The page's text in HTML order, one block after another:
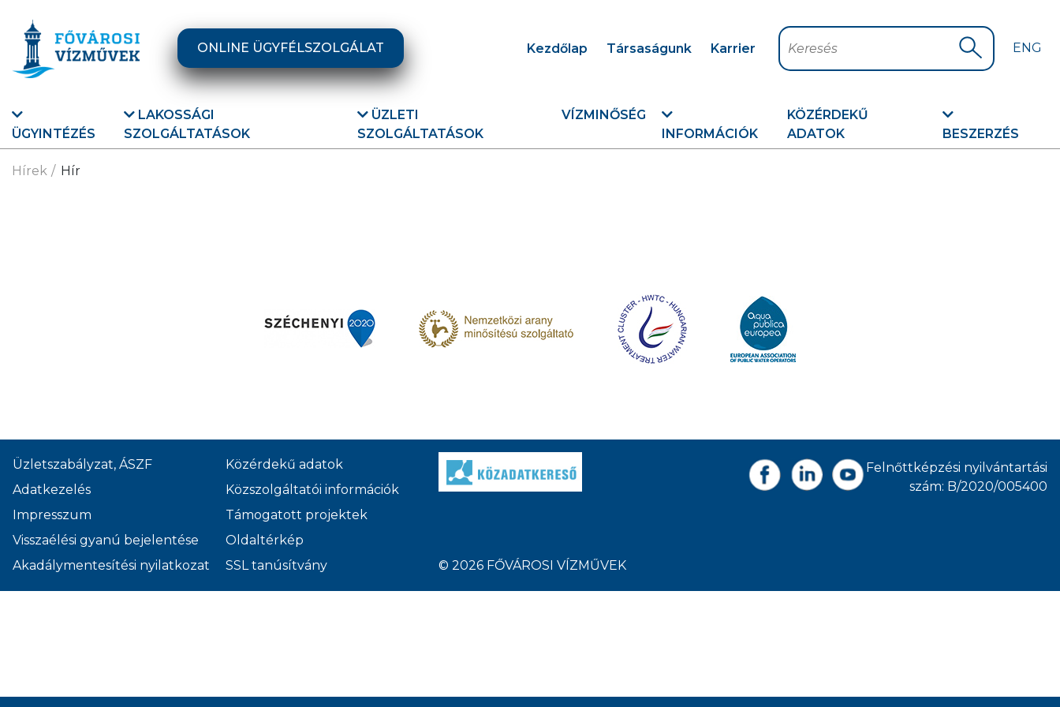
ONLINE ÜGYFÉLSZOLGÁLAT Kezdőlap Társaságunk Karrier Keresés Keresés
ENG
ÜGYINTÉZÉS
LAKOSSÁGI
SZOLGÁLTATÁSOK
ÜZLETI
SZOLGÁLTATÁSOK
VÍZMINŐSÉG
INFORMÁCIÓK
KÖZÉRDEKŰ
ADATOK
BESZERZÉS
Hírek Hír
Üzletszabályzat, ÁSZF
Adatkezelés
Impresszum
Visszaélési gyanú bejelentése
Akadálymentesítési nyilatkozat
Közérdekű adatok
Közszolgáltatói információk
Támogatott projektek
Oldaltérkép
SSL tanúsítvány
© 2026 FŐVÁROSI VÍZMŰVEK
Felnőttképzési nyilvántartási
szám: B/2020/005400